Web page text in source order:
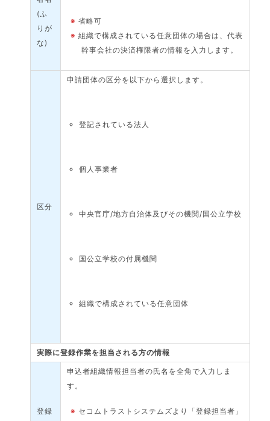
(ふ
りが
な)
※省略可
※組織で構成されている任意団体の場合は、代表
幹事会社の決済権限者の情報を入力します。
区分
申請団体の区分を以下から選択します。
登記されている法人
個人事業者
中央官庁/地方自治体及びその機関/国公立学校
国公立学校の付属機関
組織で構成されている任意団体
実際に登録作業を担当される方の情報
登録
申込者組織情報担当者の氏名を全角で入力しま
す。
※ セコムトラストシステムズより「登録担当者」